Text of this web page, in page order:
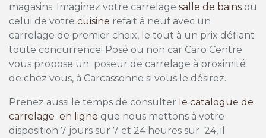
magasins. Imaginez votre carrelage salle de bains ou
celui de votre cuisine refait à neuf avec un
carrelage de premier choix, le tout à un prix défiant
toute concurrence! Posé ou non car Caro Centre
vous propose un poseur de carrelage à proximité
de chez vous, à Carcassonne si vous le désirez.
Prenez aussi le temps de consulter le catalogue de
carrelage en ligne que nous mettons à votre
disposition 7 jours sur 7 et 24 heures sur 24, il